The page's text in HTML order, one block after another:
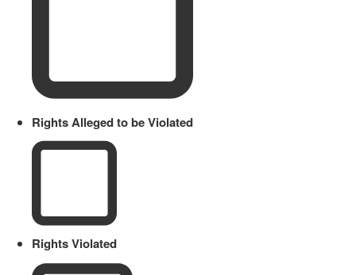
Rights Alleged to be Violated
Rights Violated